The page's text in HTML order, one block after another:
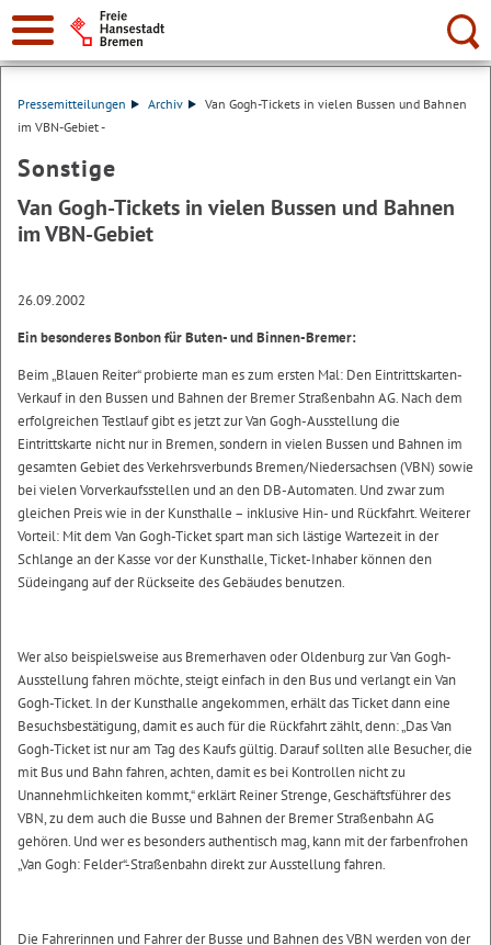
Suche:
Pressemitteilungen Archiv
Van Gogh-Tickets in vielen Bussen und Bahnen
im VBN-Gebiet -
Sonstige
Van Gogh-Tickets in vielen Bussen und Bahnen
im VBN-Gebiet
26.09.2002
Ein besonderes Bonbon für Buten- und Binnen-Bremer:
Beim „Blauen Reiter“ probierte man es zum ersten Mal: Den Eintrittskarten-
Verkauf in den Bussen und Bahnen der Bremer Straßenbahn AG. Nach dem
erfolgreichen Testlauf gibt es jetzt zur Van Gogh-Ausstellung die
Eintrittskarte nicht nur in Bremen, sondern in vielen Bussen und Bahnen im
gesamten Gebiet des Verkehrsverbunds Bremen/Niedersachsen (VBN) sowie
bei vielen Vorverkaufsstellen und an den DB-Automaten. Und zwar zum
gleichen Preis wie in der Kunsthalle – inklusive Hin- und Rückfahrt. Weiterer
Vorteil: Mit dem Van Gogh-Ticket spart man sich lästige Wartezeit in der
Schlange an der Kasse vor der Kunsthalle, Ticket-Inhaber können den
Südeingang auf der Rückseite des Gebäudes benutzen.
Wer also beispielsweise aus Bremerhaven oder Oldenburg zur Van Gogh-
Ausstellung fahren möchte, steigt einfach in den Bus und verlangt ein Van
Gogh-Ticket. In der Kunsthalle angekommen, erhält das Ticket dann eine
Besuchsbestätigung, damit es auch für die Rückfahrt zählt, denn: „Das Van
Gogh-Ticket ist nur am Tag des Kaufs gültig. Darauf sollten alle Besucher, die
mit Bus und Bahn fahren, achten, damit es bei Kontrollen nicht zu
Unannehmlichkeiten kommt,“ erklärt Reiner Strenge, Geschäftsführer des
VBN, zu dem auch die Busse und Bahnen der Bremer Straßenbahn AG
gehören. Und wer es besonders authentisch mag, kann mit der farbenfrohen
„Van Gogh: Felder“-Straßenbahn direkt zur Ausstellung fahren.
Die Fahrerinnen und Fahrer der Busse und Bahnen des VBN werden von der